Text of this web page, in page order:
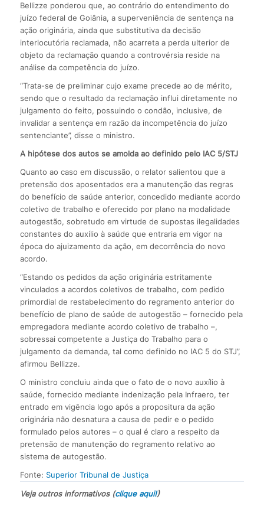
Bellizze ponderou que, ao contrário do entendimento do
juízo federal de Goiânia, a superveniência de sentença na
ação originária, ainda que substitutiva da decisão
interlocutória reclamada, não acarreta a perda ulterior de
objeto da reclamação quando a controvérsia reside na
análise da competência do juízo.
“Trata-se de preliminar cujo exame precede ao de mérito,
sendo que o resultado da reclamação influi diretamente no
julgamento do feito, possuindo o condão, inclusive, de
invalidar a sentença em razão da incompetência do juízo
sentenciante”, disse o ministro.
A hipótese dos autos se amolda ao definido pelo IAC 5/STJ
Quanto ao caso em discussão, o relator salientou que a
pretensão dos aposentados era a manutenção das regras
do benefício de saúde anterior, concedido mediante acordo
coletivo de trabalho e oferecido por plano na modalidade
autogestão, sobretudo em virtude de supostas ilegalidades
constantes do auxílio à saúde que entraria em vigor na
época do ajuizamento da ação, em decorrência do novo
acordo.
“Estando os pedidos da ação originária estritamente
vinculados a acordos coletivos de trabalho, com pedido
primordial de restabelecimento do regramento anterior do
benefício de plano de saúde de autogestão – fornecido pela
empregadora mediante acordo coletivo de trabalho –,
sobressai competente a Justiça do Trabalho para o
julgamento da demanda, tal como definido no IAC 5 do STJ”,
afirmou Bellizze.
O ministro concluiu ainda que o fato de o novo auxílio à
saúde, fornecido mediante indenização pela Infraero, ter
entrado em vigência logo após a propositura da ação
originária não desnatura a causa de pedir e o pedido
formulado pelos autores – o qual é claro a respeito da
pretensão de manutenção do regramento relativo ao
sistema de autogestão.
Fonte: Superior Tribunal de Justiça
Veja outros informativos (clique aqui!)